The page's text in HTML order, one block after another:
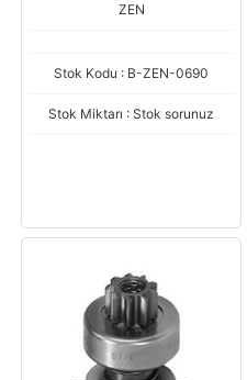
ZEN
Stok Kodu : B-ZEN-0690
Stok Miktarı : Stok sorunuz